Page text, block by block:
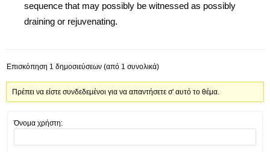
sequence that may possibly be witnessed as possibly
draining or rejuvenating.
Επισκόπηση 1 δημοσιεύσεων (από 1 συνολικά)
Πρέπει να είστε συνδεδεμένοι για να απαντήσετε σ' αυτό το θέμα.
Όνομα χρήστη: